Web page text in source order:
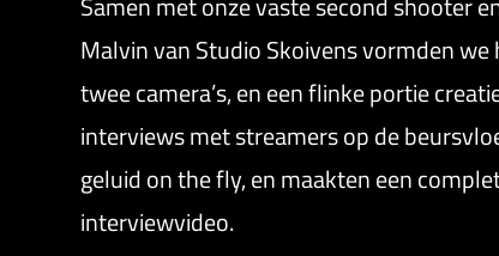
Malvin van Studio Skoivens vormden
twee camera’s, en een flinke portie
interviews met streamers op de
geluid on the fly, en maakten een
interviewvideo.